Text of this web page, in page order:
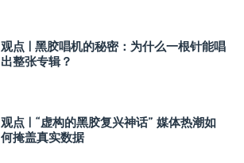
观点 | 黑胶唱机的秘密：为什么一根针能唱
出整张专辑？
观点 | “虚构的黑胶复兴神话” 媒体热潮如
何掩盖真实数据